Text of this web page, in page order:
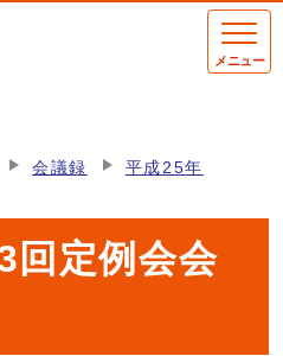
メニュー
会議録 平成25年
回定例会会